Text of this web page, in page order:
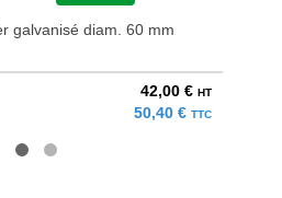
galvanisé diam. 60 mm
42,00 € HT
50,40 € TTC